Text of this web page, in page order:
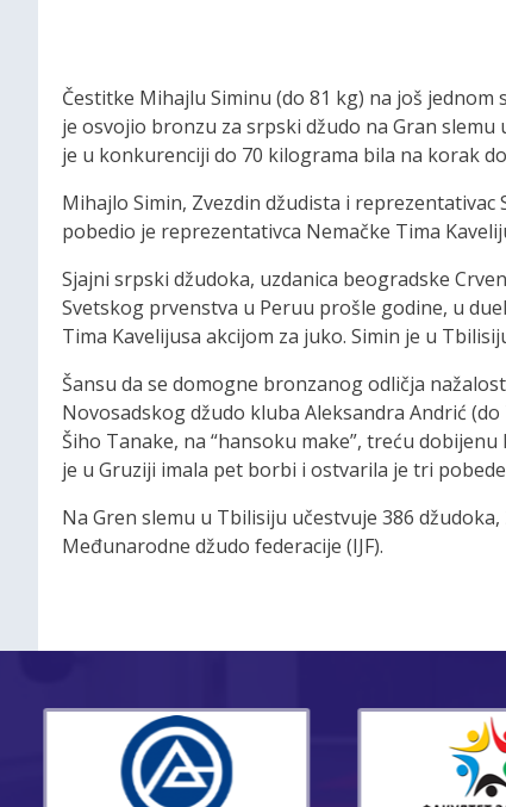
Čestitke Mihajlu Siminu (do 81 kg) na još
je osvojio bronzu za srpski džudo na Gran
je u konkurenciji do 70 kilograma bila na korak
Mihajlo Simin, Zvezdin džudista i
pobedio je reprezentativca Nemačke Tima
Sjajni srpski džudoka, uzdanica beogradske
Svetskog prvenstva u Peruu prošle godine, u
Tima Kavelijusa akcijom za juko. Simin je u
Šansu da se domogne bronzanog odličja
Novosadskog džudo kluba Aleksandra Andrić
Šiho Tanake, na “hansoku make”, treću
je u Gruziji imala pet borbi i ostvarila je tri
Na Gren slemu u Tbilisiju učestvuje 386
Međunarodne džudo federacije (IJF).